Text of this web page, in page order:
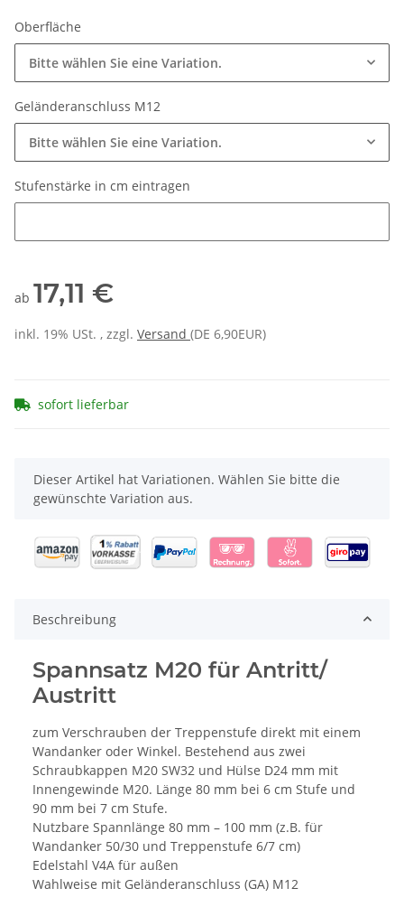
Oberfläche
Bitte wählen Sie eine Variation.
Geländeranschluss M12
Bitte wählen Sie eine Variation.
Stufenstärke in cm eintragen
ab 17,11 €
inkl. 19% USt. , zzgl. Versand (DE 6,90EUR)
sofort lieferbar
x
Dieser Artikel hat Variationen. Wählen Sie bitte die
gewünschte Variation aus.
Beschreibung
Spannsatz M20 für Antritt/
Austritt
zum Verschrauben der Treppenstufe direkt mit einem
Wandanker oder Winkel. Bestehend aus zwei
Schraubkappen M20 SW32 und Hülse D24 mm mit
Innengewinde M20. Länge 80 mm bei 6 cm Stufe und
90 mm bei 7 cm Stufe.
Nutzbare Spannlänge 80 mm – 100 mm (z.B. für
Wandanker 50/30 und Treppenstufe 6/7 cm)
Edelstahl V4A für außen
Wahlweise mit Geländeranschluss (GA) M12